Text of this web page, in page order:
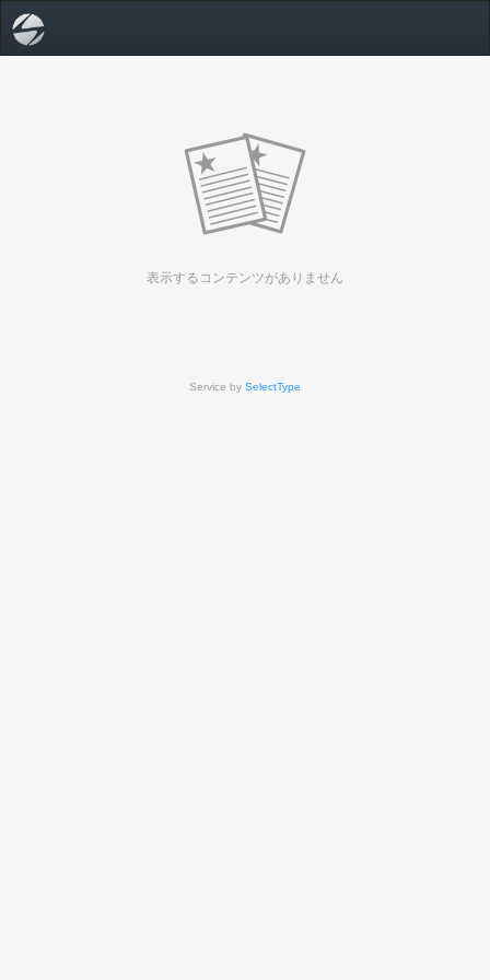
表示するコンテンツがありません
Service by SelectType